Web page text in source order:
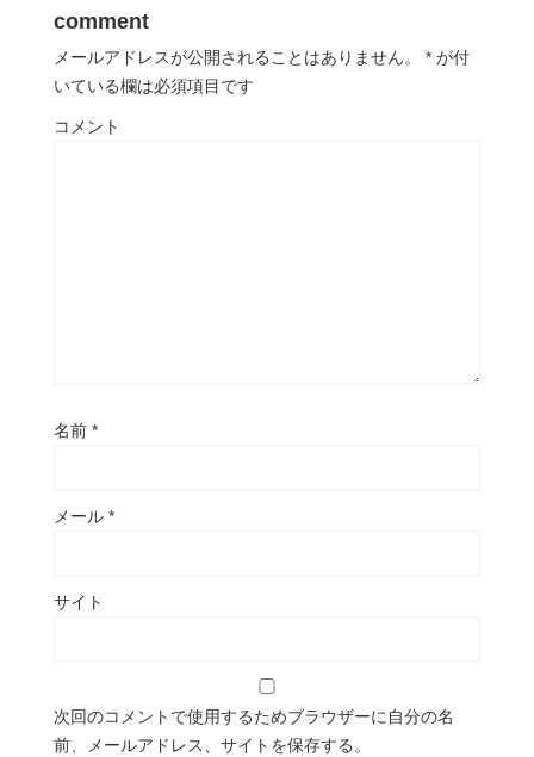
comment
メールアドレスが公開されることはありません。 * が付
いている欄は必須項目です
コメント
名前 *
メール *
サイト
次回のコメントで使用するためブラウザーに自分の名
前、メールアドレス、サイトを保存する。